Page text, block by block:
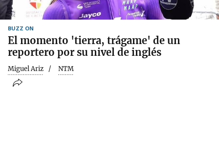
BUZZ ON
El momento 'tierra, trágame' de un
reportero por su nivel de inglés
Miguel Ariz NTM